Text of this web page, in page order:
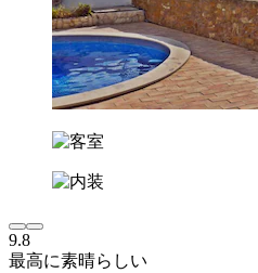
9.8
最高に素晴らしい